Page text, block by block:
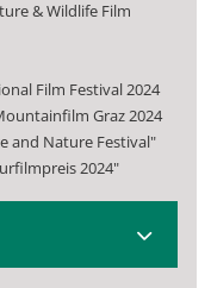
& Wildlife Film
Film Festival 2024
Graz 2024
and Nature Festival"
2024"